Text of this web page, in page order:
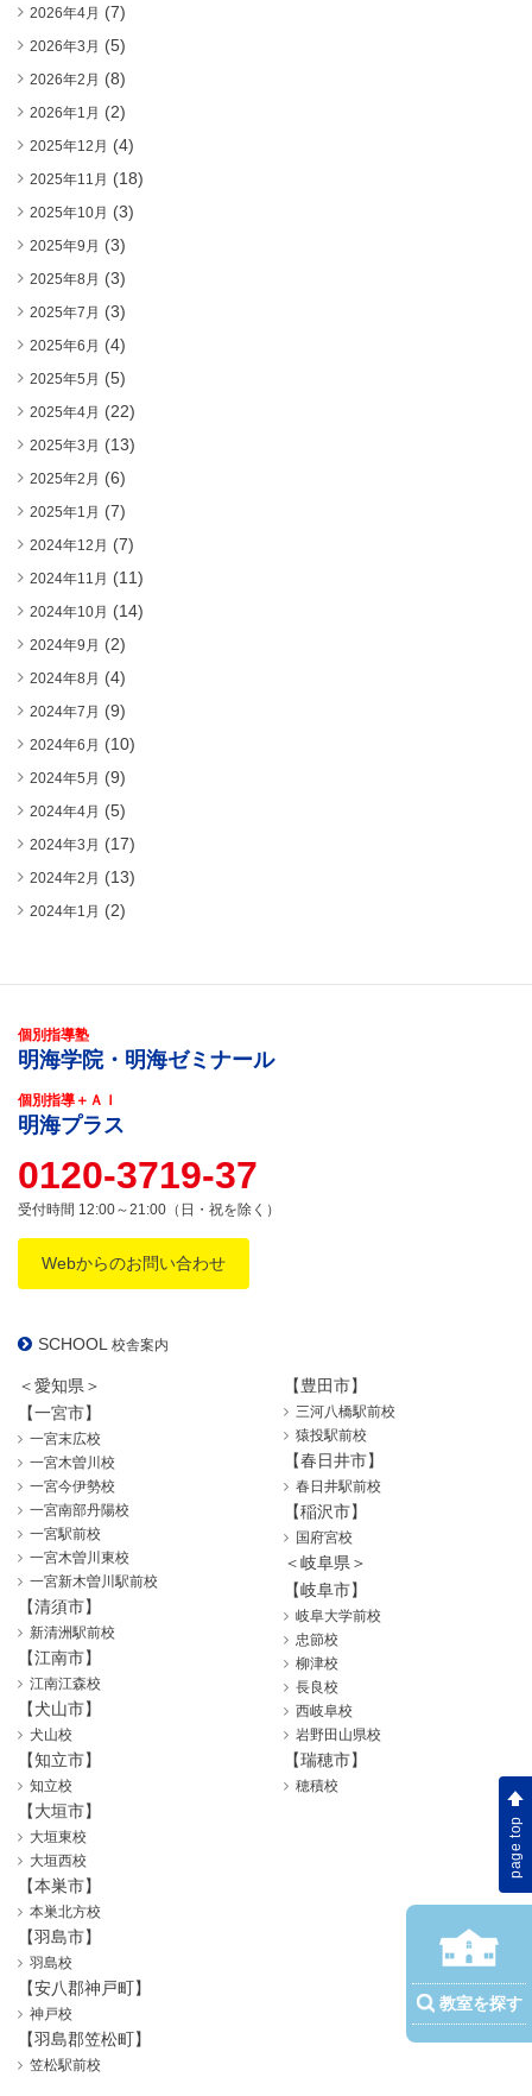
2026年4月 (7)
2026年3月 (5)
2026年2月 (8)
2026年1月 (2)
2025年12月 (4)
2025年11月 (18)
2025年10月 (3)
2025年9月 (3)
2025年8月 (3)
2025年7月 (3)
2025年6月 (4)
2025年5月 (5)
2025年4月 (22)
2025年3月 (13)
2025年2月 (6)
2025年1月 (7)
2024年12月 (7)
2024年11月 (11)
2024年10月 (14)
2024年9月 (2)
2024年8月 (4)
2024年7月 (9)
2024年6月 (10)
2024年5月 (9)
2024年4月 (5)
2024年3月 (17)
2024年2月 (13)
2024年1月 (2)
個別指導塾
明海学院・明海ゼミナール
個別指導＋ＡＩ
明海プラス
0120-3719-37
受付時間 12:00～21:00（日・祝を除く）
Webからのお問い合わせ
SCHOOL 校舎案内
＜愛知県＞
【一宮市】
一宮末広校
一宮木曽川校
一宮今伊勢校
一宮南部丹陽校
一宮駅前校
一宮木曽川東校
一宮新木曽川駅前校
【清須市】
新清洲駅前校
【江南市】
江南江森校
【犬山市】
犬山校
【知立市】
知立校
【豊田市】
三河八橋駅前校
猿投駅前校
【春日井市】
春日井駅前校
【稲沢市】
国府宮校
＜岐阜県＞
【岐阜市】
岐阜大学前校
忠節校
柳津校
長良校
西岐阜校
岩野田山県校
【瑞穂市】
穂積校
【大垣市】
大垣東校
大垣西校
【本巣市】
本巣北方校
【羽島市】
羽島校
【安八郡神戸町】
神戸校
【羽島郡笠松町】
笠松駅前校
page top
教室を探す